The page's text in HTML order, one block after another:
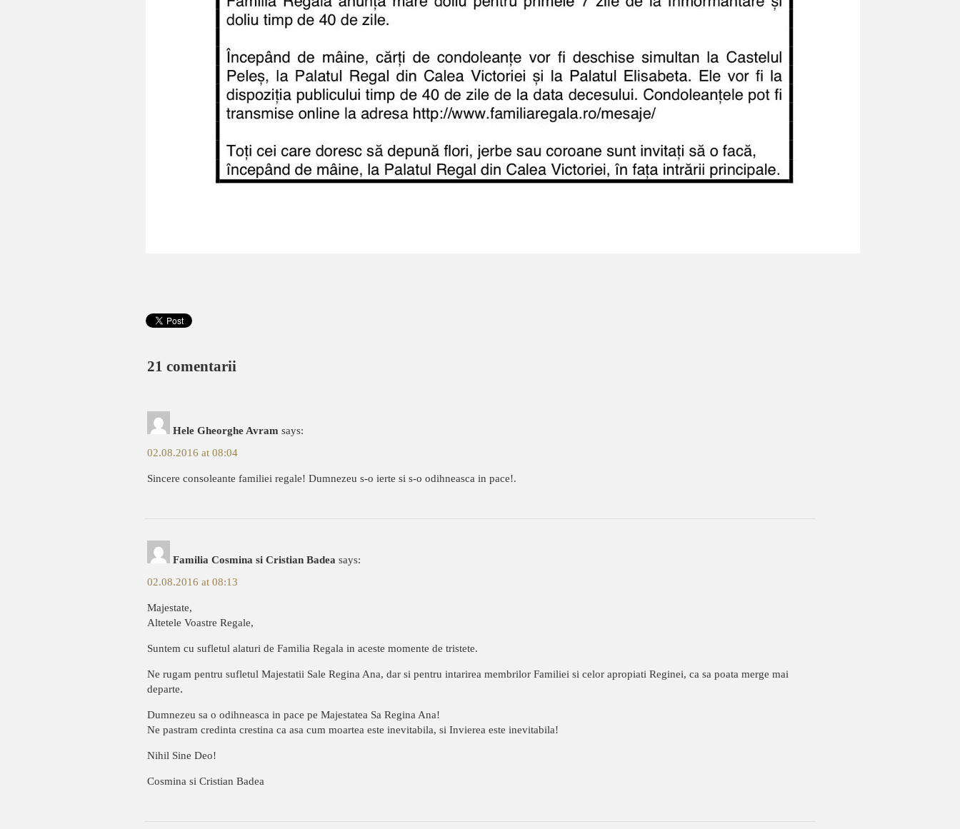
21 comentarii
Hele Gheorghe Avram says:
02.08.2016 at 08:04
Sincere consoleante familiei regale! Dumnezeu s-o ierte si s-o odihneasca in pace!.
Familia Cosmina si Cristian Badea says:
02.08.2016 at 08:13
Majestate,
Altetele Voastre Regale,
Suntem cu sufletul alaturi de Familia Regala in aceste momente de tristete.
Ne rugam pentru sufletul Majestatii Sale Regina Ana, dar si pentru intarirea membrilor Familiei si celor apropiati Reginei, ca sa poata merge mai
departe.
Dumnezeu sa o odihneasca in pace pe Majestatea Sa Regina Ana!
Ne pastram credinta crestina ca asa cum moartea este inevitabila, si Invierea este inevitabila!
Nihil Sine Deo!
Cosmina si Cristian Badea